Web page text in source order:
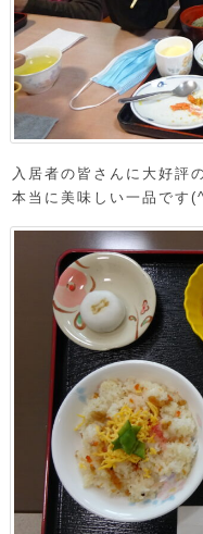
入居者の皆さんに大好評
本当に美味しい一品です